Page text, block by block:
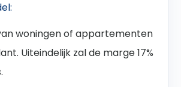
woningen of appartementen
Uiteindelijk zal de marge 17%